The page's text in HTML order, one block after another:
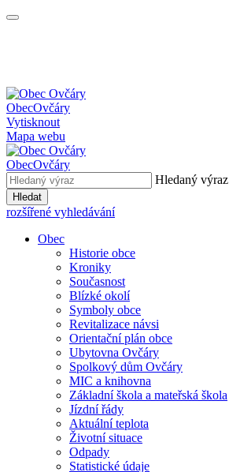
ObecOvčáry
Vytisknout
Mapa webu
ObecOvčáry
Hledaný výraz
Hledat
rozšířené vyhledávání
Obec
Historie obce
Kroniky
Současnost
Blízké okolí
Symboly obce
Revitalizace návsi
Orientační plán obce
Ubytovna Ovčáry
Spolkový dům Ovčáry
MIC a knihovna
Základní škola a mateřská škola
Jízdní řády
Aktuální teplota
Životní situace
Odpady
Statistické údaje